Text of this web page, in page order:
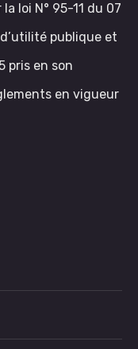
loi N° 95-11 du 07
publique et
pris en son
en vigueur